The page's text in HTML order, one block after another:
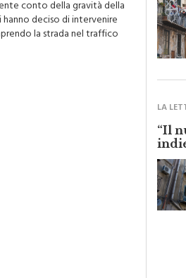
conto della gravità della
deciso di intervenire
la strada nel traffico
“Il